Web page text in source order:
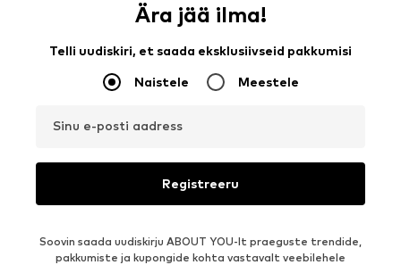
Ära jää ilma!
Telli uudiskiri, et saada eksklusiivseid pakkumisi
Naistele Meestele
Sinu e-posti aadress
Registreeru
Soovin saada uudiskirju ABOUT YOU-lt praeguste trendide,
pakkumiste ja kupongide kohta vastavalt veebilehele